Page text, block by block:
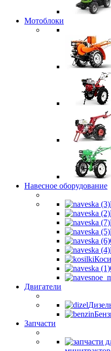
Мотоблоки
Навесное оборудование
Двигатели
Запчасти